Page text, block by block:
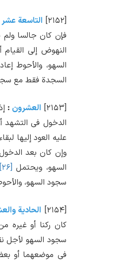
[۲۱۵۲] التاسعة عشر
فإن کان جالسا
النهوض إلی
السهو، والأحوط
السجدة فقط مع
[۲۱۵۳] العشرون :
الدخول فی التشهد
علیه العود إلیها
وإن کان بعد
السهو، ویحتمل [۲۶]
سجود السهو،
[۲۱۵۴] الحادیة
کان رکنا أو غیره
سجود السهو لأجل
فی موضعهما أو بعض